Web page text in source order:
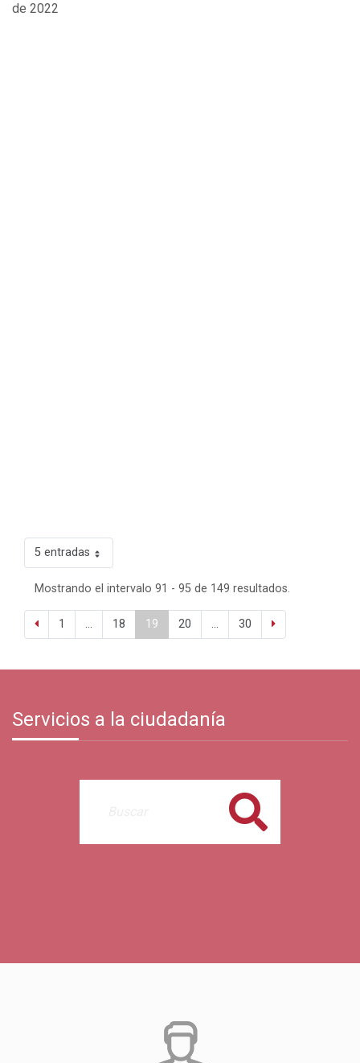
de 2022
5 entradas
Mostrando el intervalo 91 - 95 de 149 resultados.
1 ... 18 19 20 ... 30
Servicios a la ciudadanía
Buscar